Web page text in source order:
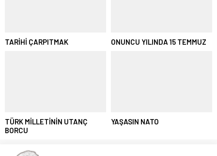
TARİHİ ÇARPITMAK ONUNCU YILINDA 15 TEMMUZ
TÜRK MİLLETİNİN UTANÇ
BORCU
YAŞASIN NATO